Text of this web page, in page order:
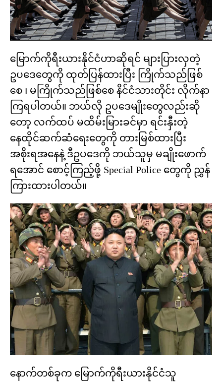
မြောက်ကိုရီးယားနိုင်ငံဟာဆိုရင် များပြားလှတဲ့
ဥပဒေတွေကို ထုတ်ပြန်ထားပြီး ကြိုက်သည်ဖြစ်
စေ ၊ မကြိုက်သည်ဖြစ်စေ နိင်ငံသားတိုင်း လိုက်နာ
ကြရပါတယ်။ ဘယ်လို ဥပဒေမျိုးတွေလည်းဆို
တော့ လက်ထပ် မထိမ်းမြားခင်မှာ ရင်းနှီးတဲ့
နေထိုင်ဆက်ဆံရေးတွေကို တားမြစ်ထားပြီး
အစိုးရအနေနဲ့ ဒီဥပဒေကို ဘယ်သူမှ မချိုးဖောက်
ရအောင် စောင့်ကြည့်ဖို့ Special Police တွေကို ညွှန်
ကြားထားပါတယ်။
နောက်တစ်ခုက မြောက်ကိုရီးယားနိုင်ငံသူ